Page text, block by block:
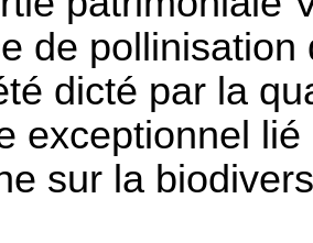
de
dicté par la
exceptionnel
sur la